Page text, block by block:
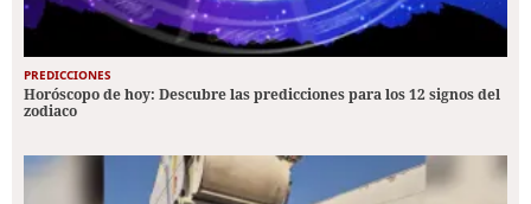
PREDICCIONES
Horóscopo de hoy: Descubre las predicciones para los 12 signos del
zodiaco